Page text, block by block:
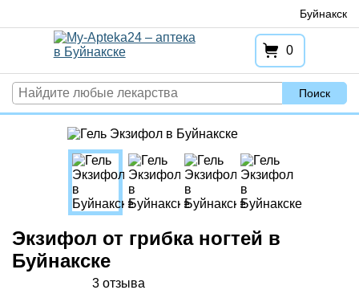
содержимому
Буйнакск
0
Поиск
Экзифол от грибка ногтей в
Буйнакске
3 отзыва